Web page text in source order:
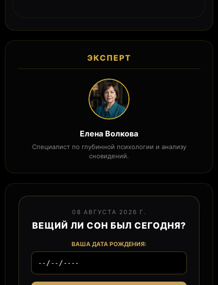
ЭКСПЕРТ
Елена Волкова
Специалист по глубинной психологии и анализу
сновидений.
08 АВГУСТА 2026 Г.
ВЕЩИЙ ЛИ СОН БЫЛ СЕГОДНЯ?
ВАША ДАТА РОЖДЕНИЯ: